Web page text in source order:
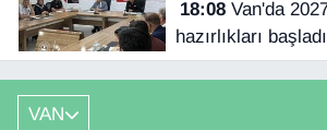
18:08Van'da 2027-2031 İRAP
hazırlıkları başladı
VAN